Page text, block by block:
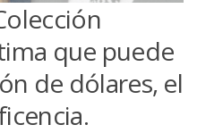
que puede
de dólares, el